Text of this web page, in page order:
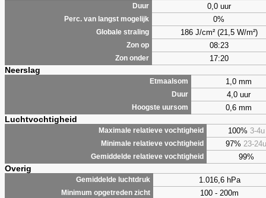
Duur 0,0 uur
Perc. van langst mogelijk 0%
Globale straling 186 J/cm² (21,5 W/m²)
Zon op 08:23
Zon onder 17:20
Neerslag
Etmaalsom 1,0 mm
Duur 4,0 uur
Hoogste uursom 0,6 mm
Luchtvochtigheid
Maximale relatieve vochtigheid 100% 3-4u
Minimale relatieve vochtigheid 97% 23-24u
Gemiddelde relatieve vochtigheid 99%
Overig
Gemiddelde luchtdruk 1.016,6 hPa
Minimum opgetreden zicht 100 - 200m